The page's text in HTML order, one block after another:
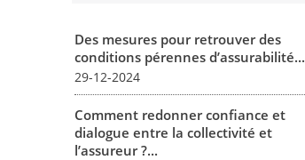
Des mesures pour retrouver des
conditions pérennes d’assurabilité...
29-12-2024
Comment redonner confiance et
dialogue entre la collectivité et
l’assureur ?...